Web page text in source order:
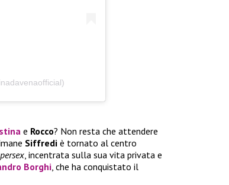
e Rocco? Non resta che attendere
Siffredi è tornato al centro
, incentrata sulla sua vita privata e
Borghi , che ha conquistato il